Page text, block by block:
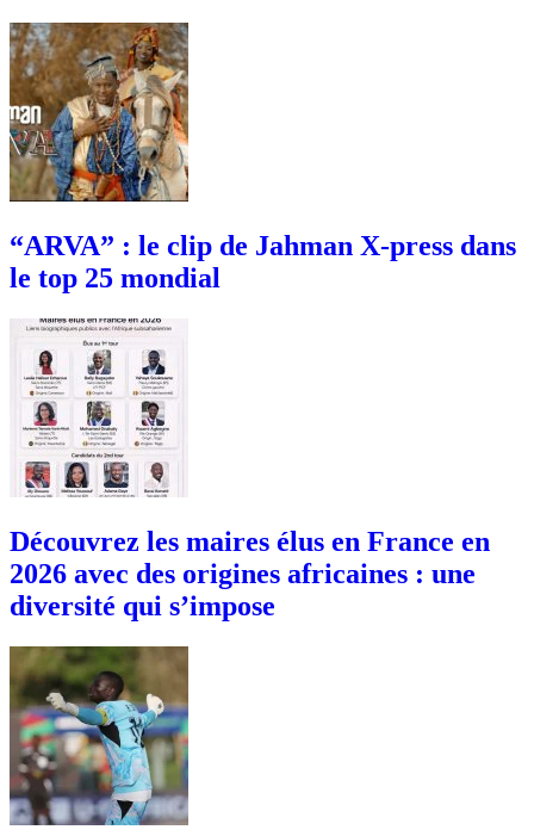
“ARVA” : le clip de Jahman X-press dans
le top 25 mondial
Découvrez les maires élus en France en
2026 avec des origines africaines : une
diversité qui s’impose